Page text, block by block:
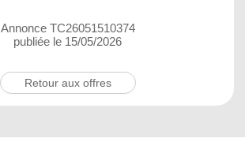
Annonce TC26051510374
publiée le 15/05/2026
Retour aux offres